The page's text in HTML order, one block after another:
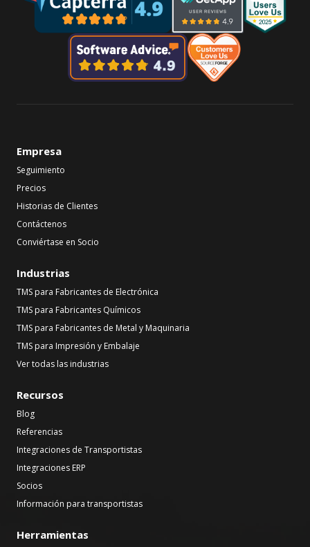
Empresa
Seguimiento
Precios
Historias de Clientes
Contáctenos
Conviértase en Socio
Industrias
TMS para Fabricantes de Electrónica
TMS para Fabricantes Químicos
TMS para Fabricantes de Metal y Maquinaria
TMS para Impresión y Embalaje
Ver todas las industrias
Recursos
Blog
Referencias
Integraciones de Transportistas
Integraciones ERP
Socios
Información para transportistas
Herramientas